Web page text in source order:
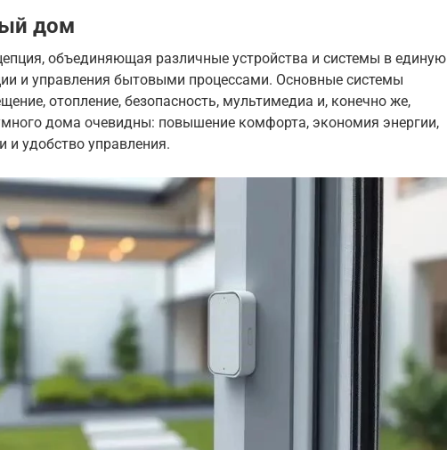
дом
объединяющая различные устройства и системы в единую
и управления бытовыми процессами. Основные системы
отопление, безопасность, мультимедиа и, конечно же,
дома очевидны: повышение комфорта, экономия энергии,
и удобство управления.